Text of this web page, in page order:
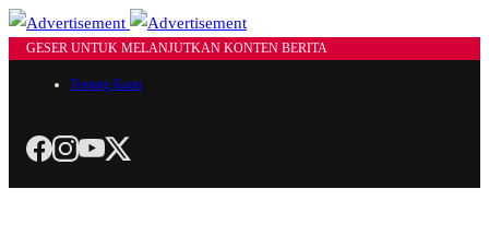
GESER UNTUK MELANJUTKAN KONTEN BERITA
Tentang Kami